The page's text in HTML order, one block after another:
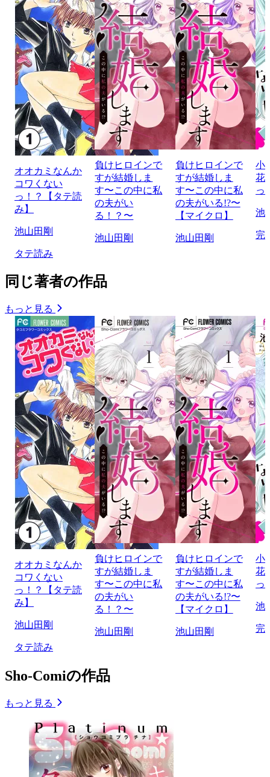
オオカミなんか
コワくない
っ！？【タテ読
み】
池山田剛
タテ読み
負けヒロインで
すが結婚しま
す〜この中に私
の夫がい
る！？〜
池山田剛
負けヒロインで
すが結婚しま
す〜この中に私
の夫がいる!?〜
【マイクロ】
池山田剛
小
花
っ
池
完
同じ著者の作品
もっと見る
オオカミなんか
コワくない
っ！？【タテ読
み】
池山田剛
タテ読み
負けヒロインで
すが結婚しま
す〜この中に私
の夫がい
る！？〜
池山田剛
負けヒロインで
すが結婚しま
す〜この中に私
の夫がいる!?〜
【マイクロ】
池山田剛
小
花
っ
池
完
Sho-Comiの作品
もっと見る